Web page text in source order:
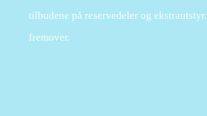
tilbudene på reservedeler og ekstrautstyr.
fremover.